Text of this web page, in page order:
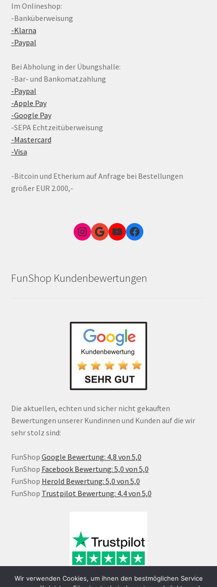
Im Onlineshop:
-Banküberweisung
-Klarna
-Paypal
Bei Abholung in der Übungshalle:
-Bar- und Bankomatzahlung
-Paypal
-Apple Pay
-Google Pay
-SEPA Echtzeitüberweisung
-Mastercard
-Visa
-Bitcoin und Etherium auf Anfrage bei Bestellungen
größer EUR 2.000,-
Instagram
Google Link zum FunShop WienYouTubeFacebook
FunShop Kundenbewertungen
Die aktuellen, echten und sicher nicht gekauften
Bewertungen unserer Kundinnen und Kunden auf die wir
sehr stolz sind:
FunShop Google Bewertung: 4,8 von 5,0
FunShop Facebook Bewertung: 5,0 von 5,0
FunShop Herold Bewertung: 5,0 von 5,0
FunShop Trustpilot Bewertung: 4,4 von 5,0
Wir verwenden Cookies, um ihnen den bestmöglichen Service